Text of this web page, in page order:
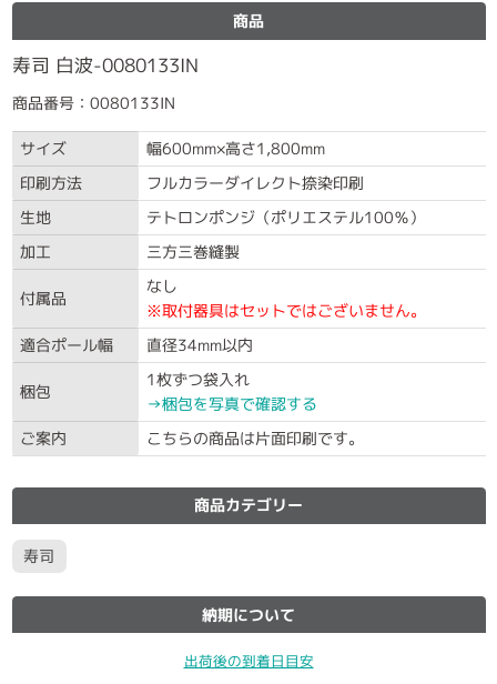
商品
寿司 白波-0080133IN
商品番号：0080133IN
サイズ
幅600mm×高さ1,800mm
印刷方法
フルカラーダイレクト捺染印刷
生地
テトロンポンジ（ポリエステル100％）
加工
三方三巻縫製
付属品
なし
※取付器具はセットではございません。
適合ポール幅
直径34mm以内
梱包
1枚ずつ袋入れ
→梱包を写真で確認する
ご案内
こちらの商品は片面印刷です。
商品カテゴリー
寿司
納期について
出荷後の到着日目安